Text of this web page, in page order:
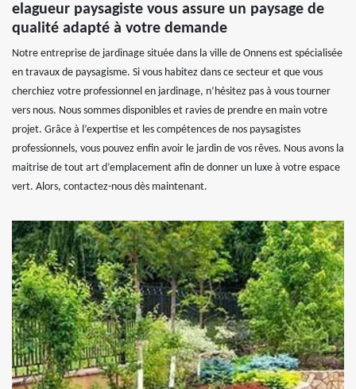
elagueur paysagiste vous assure un paysage de
qualité adapté à votre demande
Notre entreprise de jardinage située dans la ville de Onnens est spécialisée
en travaux de paysagisme. Si vous habitez dans ce secteur et que vous
cherchiez votre professionnel en jardinage, n’hésitez pas à vous tourner
vers nous. Nous sommes disponibles et ravies de prendre en main votre
projet. Grâce à l’expertise et les compétences de nos paysagistes
professionnels, vous pouvez enfin avoir le jardin de vos rêves. Nous avons la
maitrise de tout art d’emplacement afin de donner un luxe à votre espace
vert. Alors, contactez-nous dès maintenant.